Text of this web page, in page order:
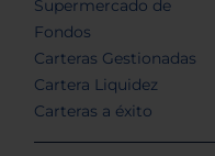
Supermercado de
Fondos
Carteras Gestionadas
Cartera Liquidez
Carteras a éxito